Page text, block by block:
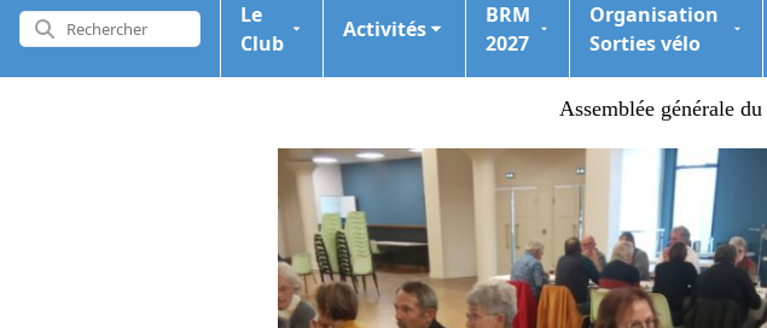
Le
Club
Activités
BRM
2027
Organisation
Sorties vélo
Assemblée générale